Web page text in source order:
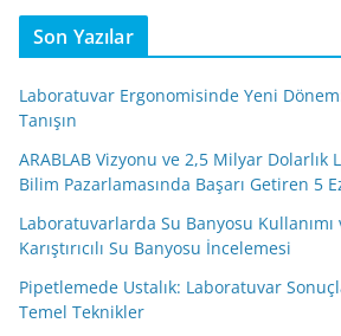
Son Yazılar
Laboratuvar Ergonomisinde Yeni
Tanışın
ARABLAB Vizyonu ve 2,5 Milyar Dolarlık
Bilim Pazarlamasında Başarı Getiren 5
Laboratuvarlarda Su Banyosu Kullanımı
Karıştırıcılı Su Banyosu İncelemesi
Pipetlemede Ustalık: Laboratuvar
Temel Teknikler